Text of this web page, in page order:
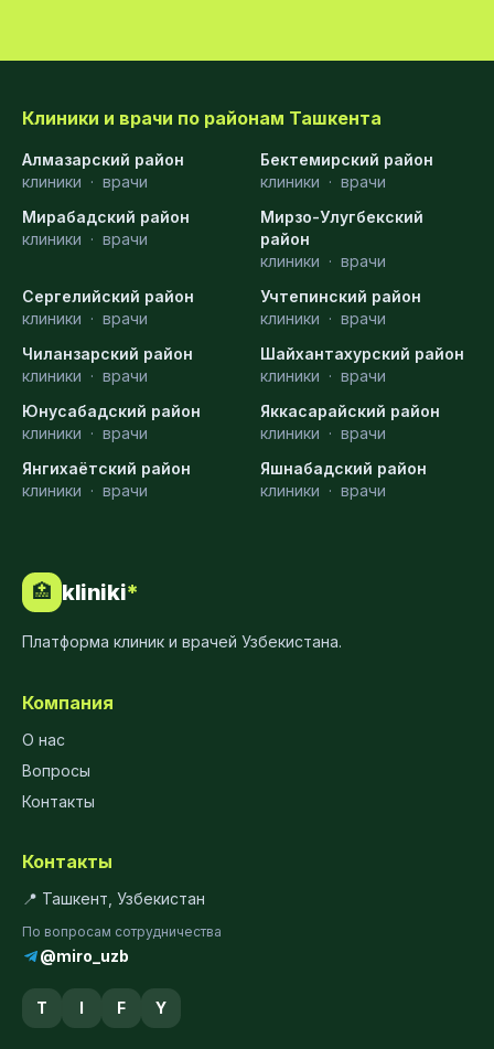
Клиники и врачи по районам Ташкента
Алмазарский район
клиники · врачи
Бектемирский район
клиники · врачи
Мирабадский район
клиники · врачи
Мирзо-Улугбекский
район
клиники · врачи
Сергелийский район
клиники · врачи
Учтепинский район
клиники · врачи
Чиланзарский район
клиники · врачи
Шайхантахурский район
клиники · врачи
Юнусабадский район
клиники · врачи
Яккасарайский район
клиники · врачи
Янгихаётский район
клиники · врачи
Яшнабадский район
клиники · врачи
🏥 kliniki*
Платформа клиник и врачей Узбекистана.
Компания
О нас
Вопросы
Контакты
Контакты
📍 Ташкент, Узбекистан
По вопросам сотрудничества
@miro_uzb
T I F Y